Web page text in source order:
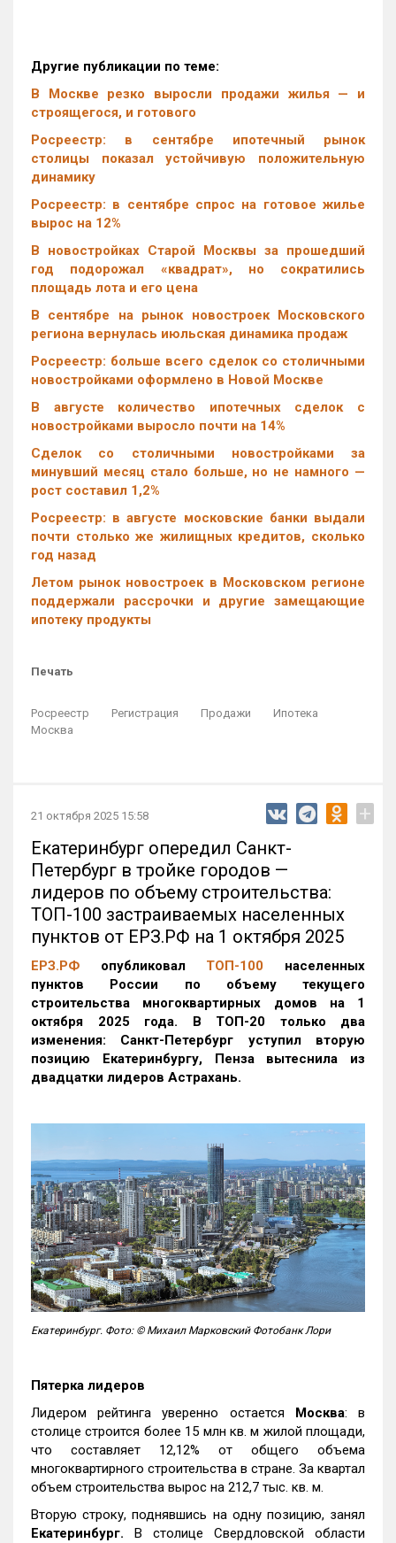
Другие публикации по теме:
В Москве резко выросли продажи жилья — и
строящегося, и готового
Росреестр: в сентябре ипотечный рынок
столицы показал устойчивую положительную
динамику
Росреестр: в сентябре спрос на готовое жилье
вырос на 12%
В новостройках Старой Москвы за прошедший
год подорожал «квадрат», но сократились
площадь лота и его цена
В сентябре на рынок новостроек Московского
региона вернулась июльская динамика продаж
Росреестр: больше всего сделок со столичными
новостройками оформлено в Новой Москве
В августе количество ипотечных сделок с
новостройками выросло почти на 14%
Cделок со столичными новостройками за
минувший месяц стало больше, но не намного —
рост составил 1,2%
Росреестр: в августе московские банки выдали
почти столько же жилищных кредитов, сколько
год назад
Летом рынок новостроек в Московском регионе
поддержали рассрочки и другие замещающие
ипотеку продукты
Печать
Росреестр Регистрация Продажи
Ипотека
Москва
21 октября 2025 15:58 +
Екатеринбург опередил Санкт-
Петербург в тройке городов —
лидеров по объему строительства:
ТОП-100 застраиваемых населенных
пунктов от ЕРЗ.РФ на 1 октября 2025
ЕРЗ.РФ опубликовал ТОП-100 населенных
пунктов России по объему текущего
строительства многоквартирных домов на 1
октября 2025 года. В ТОП-20 только два
изменения: Санкт-Петербург уступил вторую
позицию Екатеринбургу, Пенза вытеснила из
двадцатки лидеров Астрахань.
Екатеринбург. Фото: © Михаил Марковский Фотобанк Лори
Пятерка лидеров
Лидером рейтинга уверенно остается Москва: в
столице строится более 15 млн кв. м жилой площади,
что составляет 12,12% от общего объема
многоквартирного строительства в стране. За квартал
объем строительства вырос на 212,7 тыс. кв. м.
Вторую строку, поднявшись на одну позицию, занял
Екатеринбург. В столице Свердловской области